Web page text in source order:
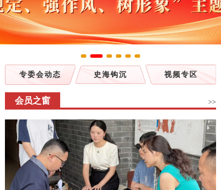
专委会动态 史海钩沉 视频专区
会员之窗 >>